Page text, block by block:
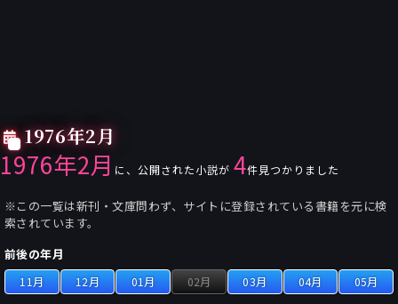
1976年2月
1976年2月 に、公開された小説が 4件見つかりました
※この一覧は新刊・文庫問わず、サイトに登録されている書籍を元に検
索されています。
前後の年月
11月 12月 01月 02月 03月 04月 05月